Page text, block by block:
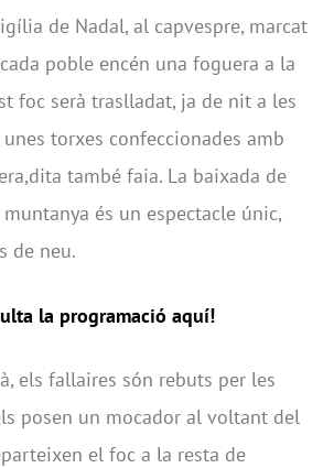
de Nadal, al capvespre, marcat
poble encén una foguera a la
foc serà traslladat, ja de nit a les
torxes confeccionades amb
també faia. La baixada de
és un espectacle únic,
de neu.
la programació aquí!
els fallaires són rebuts per les
posen un mocador al voltant del
el foc a la resta de